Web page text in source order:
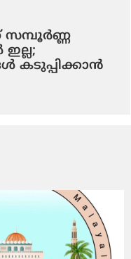
സമ്പൂര്‍ണ്ണ
കടുപ്പിക്കാന്‍